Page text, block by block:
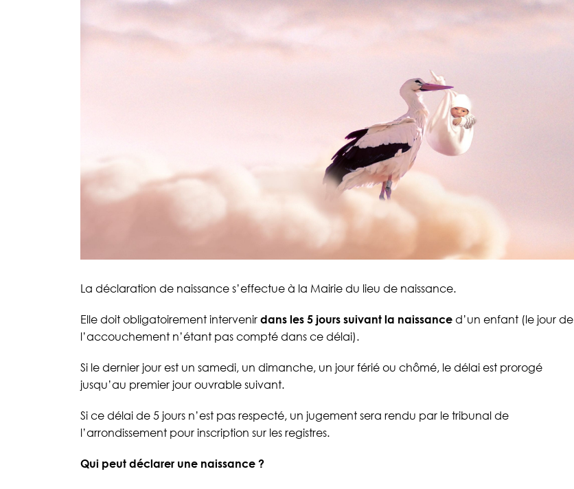
La déclaration de naissance s’effectue à la Mairie du lieu de naissance.
Elle doit obligatoirement intervenir dans les 5 jours suivant la naissance d’un enfant (le jour de
l’accouchement n’étant pas compté dans ce délai).
Si le dernier jour est un samedi, un dimanche, un jour férié ou chômé, le délai est prorogé
jusqu’au premier jour ouvrable suivant.
Si ce délai de 5 jours n’est pas respecté, un jugement sera rendu par le tribunal de
l’arrondissement pour inscription sur les registres.
Qui peut déclarer une naissance ?